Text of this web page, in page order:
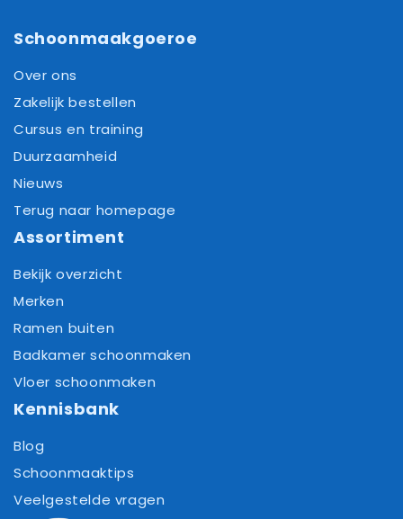
Schoonmaakgoeroe
Over ons
Zakelijk bestellen
Cursus en training
Duurzaamheid
Nieuws
Terug naar homepage
Assortiment
Bekijk overzicht
Merken
Ramen buiten
Badkamer schoonmaken
Vloer schoonmaken
Kennisbank
Blog
Schoonmaaktips
Veelgestelde vragen